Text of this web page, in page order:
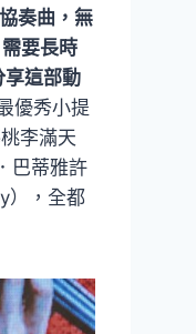
奏曲，無
要長時
享這部動
優秀小提
李滿天
巴蒂雅許
），全都